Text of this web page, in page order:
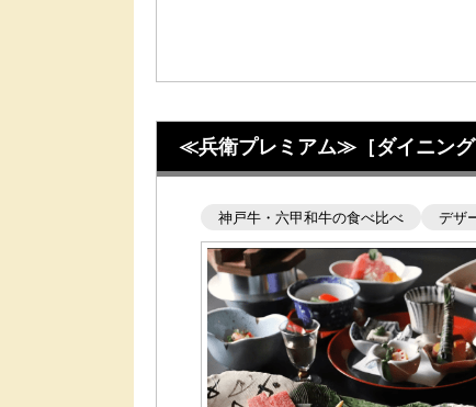
≪兵衛プレミアム≫［ダイニン
神戸牛・六甲和牛の食べ比べ デザ